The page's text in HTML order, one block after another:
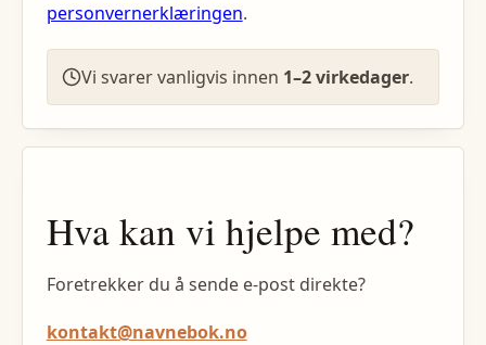
personvernerklæringen.
Vi svarer vanligvis innen 1–2 virkedager.
Hva kan vi hjelpe med?
Foretrekker du å sende e-post direkte?
kontakt@navnebok.no